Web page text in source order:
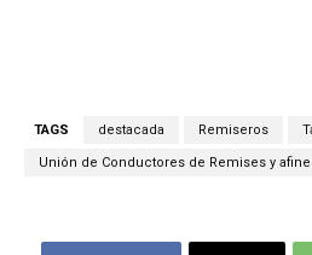
TAGS destacada Remiseros
Unión de Conductores de Remises y